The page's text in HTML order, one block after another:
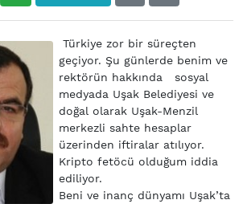
Türkiye zor bir süreçten
geçiyor. Şu günlerde benim ve
rektörün hakkında sosyal
medyada Uşak Belediyesi ve
doğal olarak Uşak-Menzil
merkezli sahte hesaplar
üzerinden iftiralar atılıyor.
Kripto fetöcü olduğum iddia
ediliyor.
Beni ve inanç dünyamı Uşak’ta